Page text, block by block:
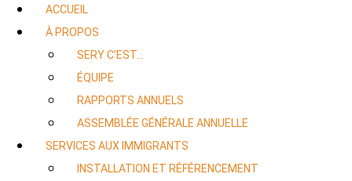
ACCUEIL
À PROPOS
SERY C’EST…
ÉQUIPE
RAPPORTS ANNUELS
ASSEMBLÉE GÉNÉRALE ANNUELLE
SERVICES AUX IMMIGRANTS
INSTALLATION ET RÉFÉRENCEMENT